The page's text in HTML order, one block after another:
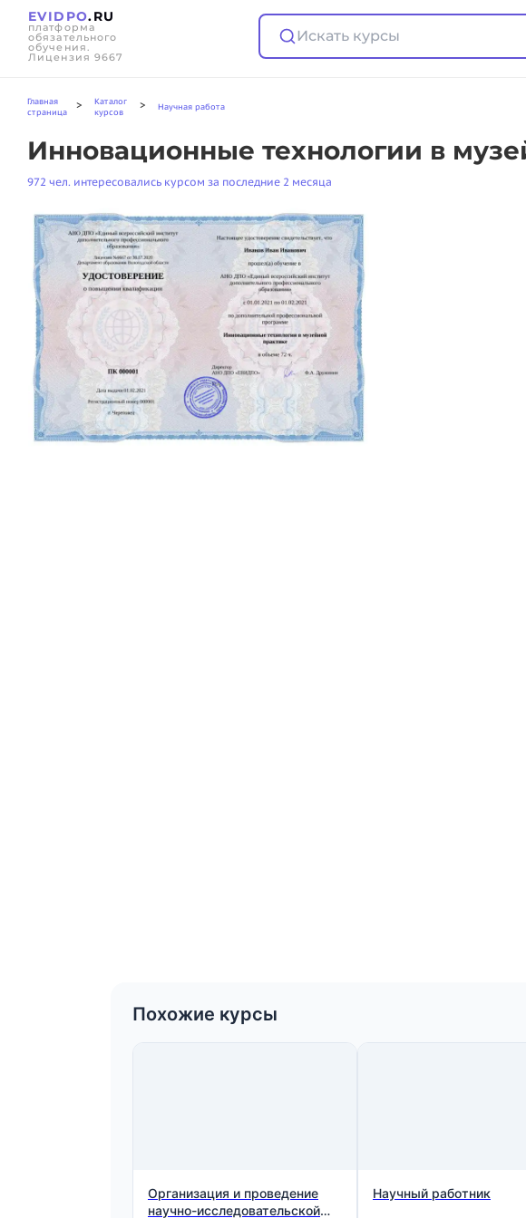
EVIDPO.RU
платформа
обязательного
обучения.
Лицензия 9667
Искать курсы
Главная
страница
>
Каталог
курсов
> Научная работа
Инновационные технологии в
972 чел. интересовались курсом за последние 2 месяца
Похожие курсы
Организация и проведение
научно-исследовательской
Научный работник